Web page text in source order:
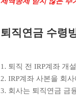
퇴직연금 수령
1. 퇴직 전 IRP계좌 개설
2. IRP계좌 사본을 회사
3. 회사는 퇴직연금 금